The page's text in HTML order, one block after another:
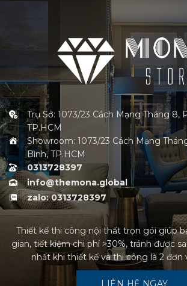
Trụ Sở: 1073/23 Cách Mạng Tháng 8,
TP.HCM
Showroom: 1073/23 Cách Mạng
Bình, TP.HCM
0313728397
info@themona.global
zalo: 0313728397
Thiết kế thi công nội thất trọn gói giúp
gian, tiết kiệm chi phí >30%, tránh được
nhất khi thiết kế và thi công là 2 đơn